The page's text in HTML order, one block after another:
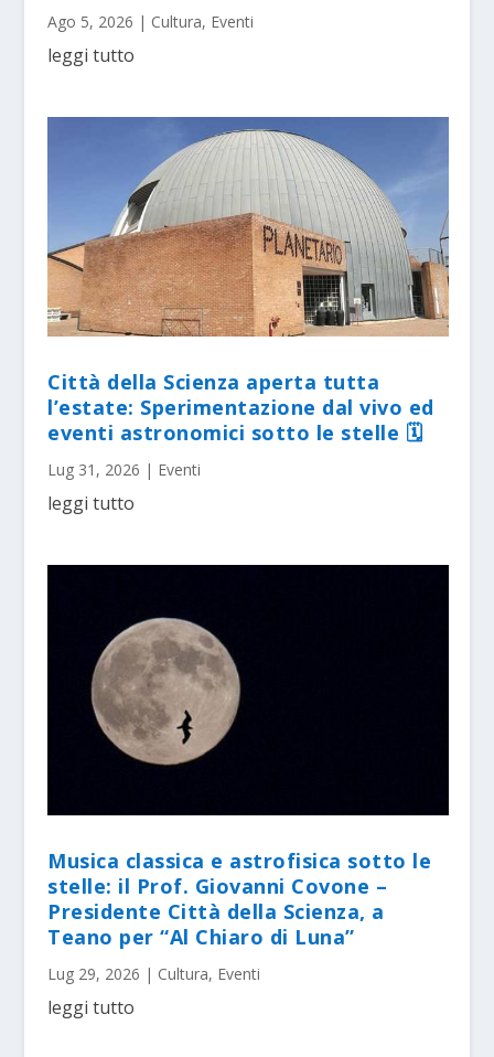
Ago 5, 2026 | Cultura, Eventi
leggi tutto
Città della Scienza aperta tutta
l’estate: Sperimentazione dal vivo ed
eventi astronomici sotto le stelle 🗓
Lug 31, 2026 | Eventi
leggi tutto
Musica classica e astrofisica sotto le
stelle: il Prof. Giovanni Covone –
Presidente Città della Scienza, a
Teano per “Al Chiaro di Luna”
Lug 29, 2026 | Cultura, Eventi
leggi tutto